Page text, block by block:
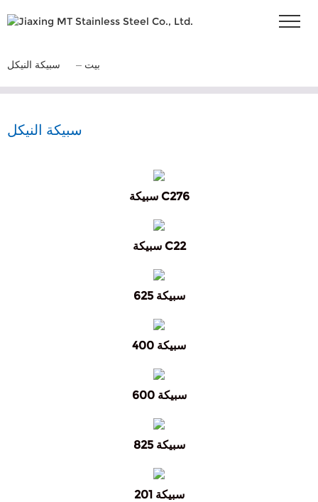
بيت سبيكة النيكل
سبيكة النيكل
سبيكة C276
سبيكة C22
سبيكة 625
سبيكة 400
سبيكة 600
سبيكة 825
سبيكة 201